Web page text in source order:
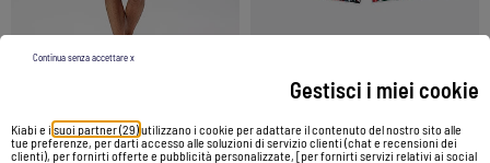
Gestisci i miei cookie
Kiabi e i suoi partner (29)utilizzano i cookie per adattare il contenuto del nostro sito alle
tue preferenze, per darti accesso alle soluzioni di servizio clienti (chat e recensioni dei
clienti), per fornirti offerte e pubblicità personalizzate, [per fornirti servizi relativi ai social
Continua senza accettare x
Pigiama a maniche corte STAR WARS Summer Force da uomo
Costume da bagno da uomo ispirato ai vecchi fumetti di STAR WARS